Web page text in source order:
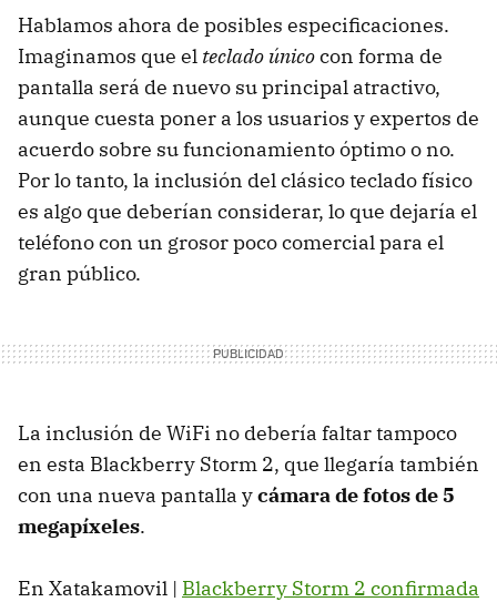
Hablamos ahora de posibles especificaciones.
Imaginamos que el teclado únicocon forma de
pantalla será de nuevo su principal atractivo,
aunque cuesta poner a los usuarios y expertos de
acuerdo sobre su funcionamiento óptimo o no.
Por lo tanto, la inclusión del clásico teclado físico
es algo que deberían considerar, lo que dejaría el
teléfono con un grosor poco comercial para el
gran público.
La inclusión de WiFi no debería faltar tampoco
en esta Blackberry Storm 2, que llegaría también
con una nueva pantalla ycámara de fotos de 5
megapíxeles.
En Xatakamovil | Blackberry Storm 2 confirmada